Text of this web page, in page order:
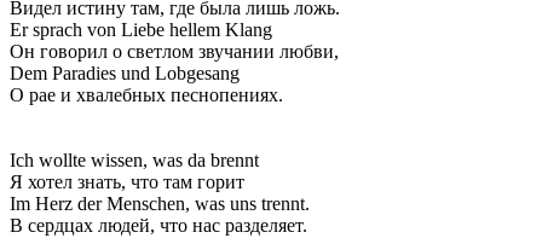
Видел истину там, где была лишь ложь.
Er sprach von Liebe hellem Klang
Он говорил о светлом звучании любви,
Dem Paradies und Lobgesang
О рае и хвалебных песнопениях.
Ich wollte wissen, was da brennt
Я хотел знать, что там горит
Im Herz der Menschen, was uns trennt.
В сердцах людей, что нас разделяет.